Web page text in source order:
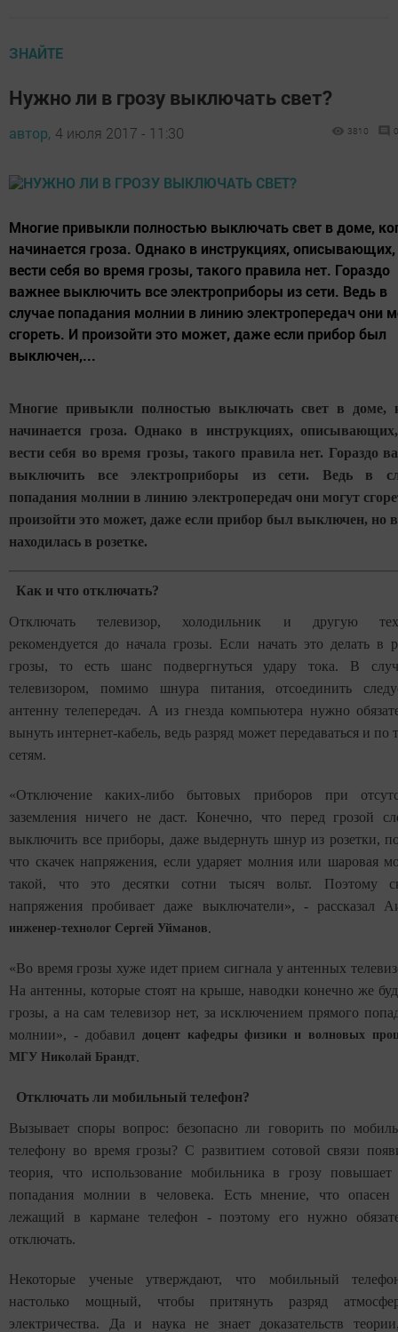
ЗНАЙТЕ
Нужно ли в грозу выключать свет?
автор, 4 июля 2017 - 11:30 3810 0
Многие привыкли полностью выключать свет в доме,
начинается гроза. Однако в инструкциях,
вести себя во время грозы, такого правила нет. Гораздо
важнее выключить все электроприборы из сети. Ведь в
случае попадания молнии в линию электропередач они
сгореть. И произойти это может, даже если прибор был
выключен,...
Многие привыкли полностью выключать свет в доме,
начинается гроза. Однако в инструкциях,
вести себя во время грозы, такого правила нет. Гораздо
выключить все электроприборы из сети. Ведь в
попадания молнии в линию электропередач они могут
произойти это может, даже если прибор был выключен, но
находилась в розетке.
Как и что отключать?
Отключать телевизор, холодильник и другую
рекомендуется до начала грозы. Если начать это делать в
грозы, то есть шанс подвергнуться удару тока. В
телевизором, помимо шнура питания, отсоединить
антенну телепередач. А из гнезда компьютера нужно
вынуть интернет-кабель, ведь разряд может передаваться и по
сетям.
«Отключение каких-либо бытовых приборов при
заземления ничего не даст. Конечно, что перед грозой
выключить все приборы, даже выдернуть шнур из розетки,
что скачек напряжения, если ударяет молния или шаровая
такой, что это десятки сотни тысяч вольт. Поэтому
напряжения пробивает даже выключатели», - рассказал
инженер-технолог Сергей Уйманов.
«Во время грозы хуже идет прием сигнала у антенных
На антенны, которые стоят на крыше, наводки конечно же
грозы, а на сам телевизор нет, за исключением прямого
молнии», - добавил
доцент кафедры физики и волновых
МГУ Николай Брандт.
Отключать ли мобильный телефон?
Вызывает споры вопрос: безопасно ли говорить по
телефону во время грозы? С развитием сотовой связи
теория, что использование мобильника в грозу повышает
попадания молнии в человека. Есть мнение, что опасен
лежащий в кармане телефон - поэтому его нужно
отключать.
Некоторые ученые утверждают, что мобильный
настолько мощный, чтобы притянуть разряд
электричества. Да и наука не знает доказательств